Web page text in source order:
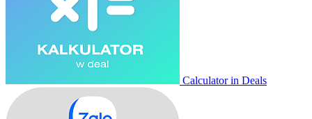
Calculator in Deals